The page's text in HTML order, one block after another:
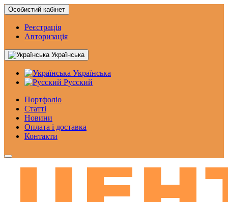
Особистий кабінет
Реєстрація
Авторизація
Українська
Українська
Русский
Портфоліо
Статтi
Новини
Оплата і доставка
Контакти